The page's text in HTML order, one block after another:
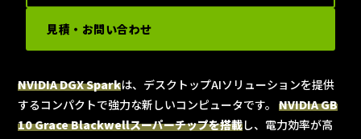
見積・お問い合わせ
NVIDIA DGX Sparkは、デスクトップAIソリューションを提供
するコンパクトで強力な新しいコンピュータです。NVIDIA GB
10 Grace Blackwellスーパーチップを搭載し、電力効率が高